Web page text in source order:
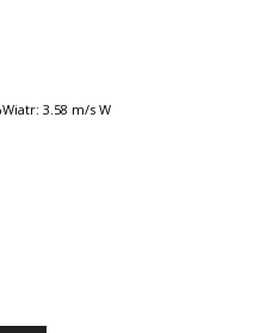
Wiatr: 3.58 m/s W